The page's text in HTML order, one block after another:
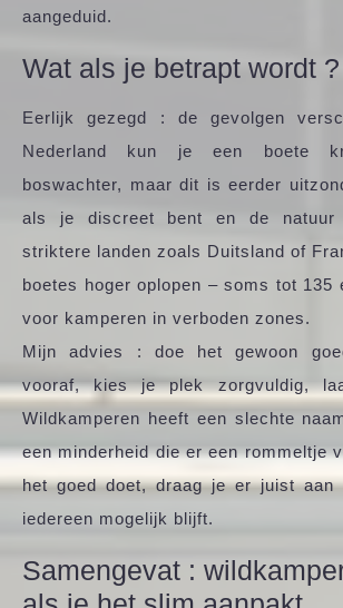
aangeduid.
Wat als je betrapt wordt ?
Eerlijk gezegd : de gevolgen
Nederland kun je een boete
boswachter, maar dit is eerder
als je discreet bent en de natuur
striktere landen zoals Duitsland of
boetes hoger oplopen – soms tot 135
voor kamperen in verboden zones.
Mijn advies : doe het gewoon
vooraf, kies je plek zorgvuldig,
Wildkamperen heeft een slechte
een minderheid die er een rommeltje
het goed doet, draag je er juist aan
iedereen mogelijk blijft.
Samengevat :